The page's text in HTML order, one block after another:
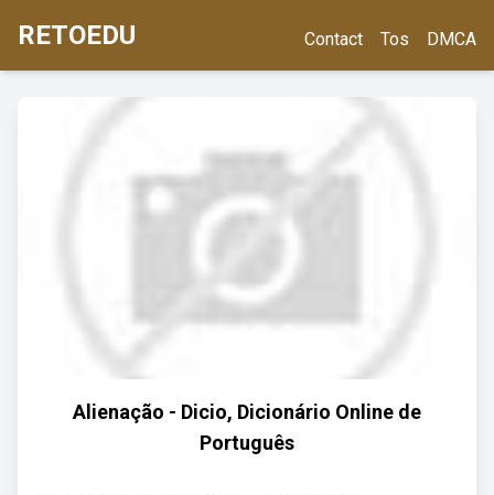
RETOEDU Contact Tos DMCA
Alienação - Dicio, Dicionário Online de
Português